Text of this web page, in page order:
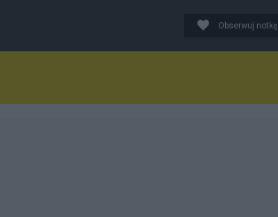
Obserwuj notkę